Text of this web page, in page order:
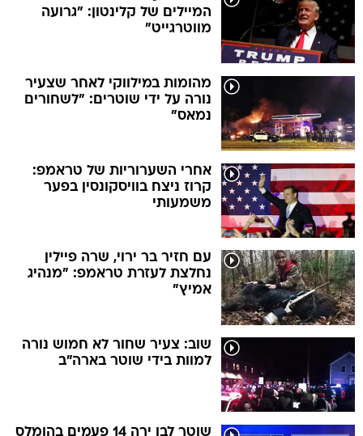
המיילים של קלינטון: "גרועה
מווטרגייט"
מהומות במילווקי לאחר שצעיר
נורה על ידי שוטרים: "לשחורים
נמאס"
אחרי השערוריות של טראמפ:
קרוז ניצח בוויסקונסין בפער
משמעותי
עם חזיר בר ירוי, שרה פיילין
נחלצת לעזרת טראמפ: "מנהיג
אמיץ"
שוב: צעיר שחור לא חמוש נורה
למוות בידי שוטר בארה"ב
שוטר לבן ירה 14 פעמים בהומלס